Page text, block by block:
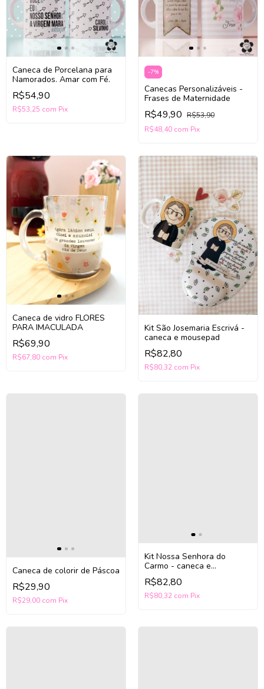
Caneca de Porcelana para
Namorados. Amar com Fé.
R$54,90
R$53,25 com Pix
-7%
Canecas Personalizáveis -
Frases de Maternidade
R$49,90 R$53,90
R$48,40 com Pix
Caneca de vidro FLORES
PARA IMACULADA
R$69,90
R$67,80 com Pix
Kit São Josemaria Escrivá -
caneca e mousepad
R$82,80
R$80,32 com Pix
Caneca de colorir de Páscoa
R$29,90
R$29,00 com Pix
Kit Nossa Senhora do
Carmo - caneca e
mousepad (cópia)
R$82,80
R$80,32 com Pix